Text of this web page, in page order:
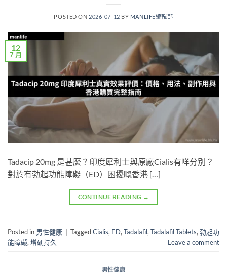
POSTED ON 2026-07-12 BY MANLIFE編輯部
12
7 月
Tadacip 20mg 是甚麼？印度犀利士與原廠Cialis有咩分別？
對於有勃起功能障礙（ED）困擾嘅香港 […]
CONTINUE READING →
Posted in 男性健康 TaggedCialis, ED, Tadalafil, Tadalafil Tablets, 勃起功
能障礙, 增硬持久 Leave a comment
男性健康